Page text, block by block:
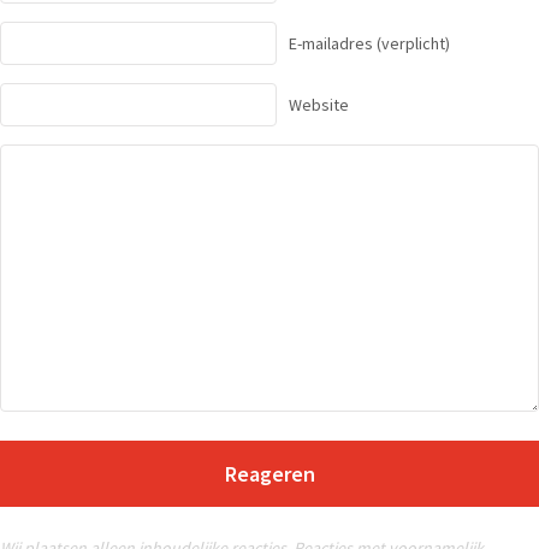
E-mailadres (verplicht)
Website
Reageren